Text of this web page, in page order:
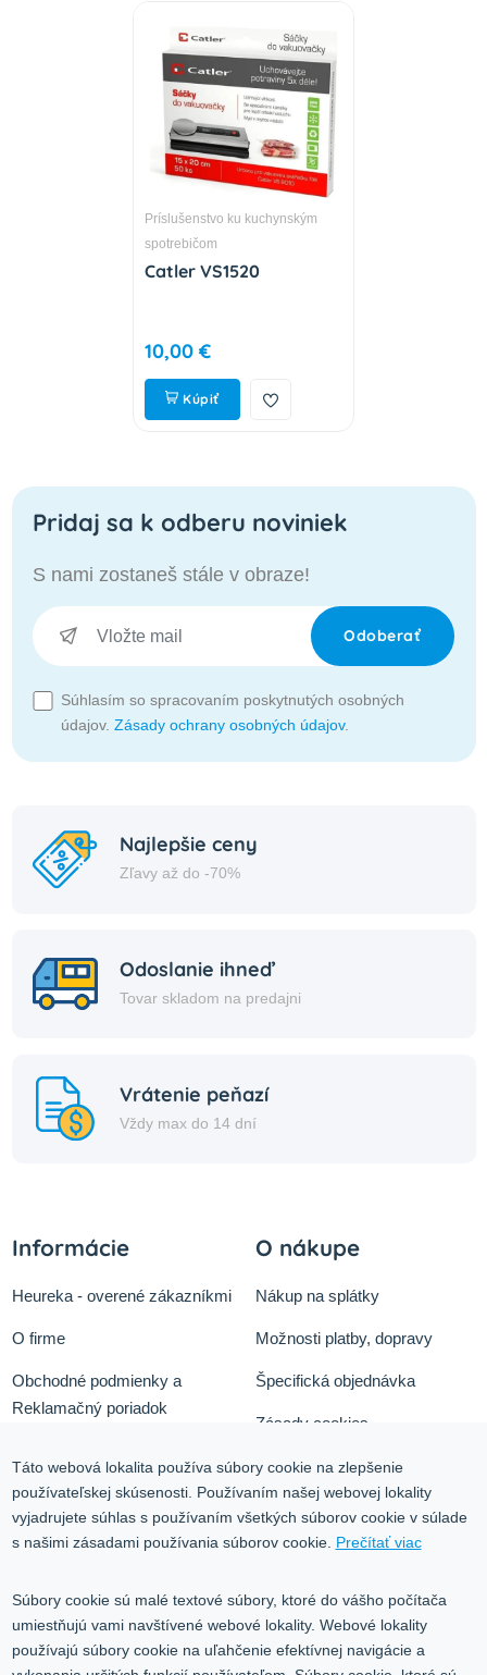
Príslušenstvo ku kuchynským
spotrebičom
Catler VS1520
10,00 €
Kúpiť
Pridaj sa k odberu noviniek
S nami zostaneš stále v obraze!
Odoberať
Súhlasím so spracovaním poskytnutých osobných
údajov. Zásady ochrany osobných údajov.
Najlepšie ceny
Zľavy až do -70%
Odoslanie ihneď
Tovar skladom na predajni
Vrátenie peňazí
Vždy max do 14 dní
Informácie
Heureka - overené zákazníkmi
O firme
Obchodné podmienky a
Reklamačný poriadok
Služby
Kontakt
O nákupe
Nákup na splátky
Možnosti platby, dopravy
Špecifická objednávka
Zásady cookies
Ochrana osobných údajov
Blog
Kontakt
Volgogradská 9, 08001 Prešov
Táto webová lokalita používa súbory cookie na zlepšenie
používateľskej skúsenosti. Používaním našej webovej lokality
vyjadrujete súhlas s používaním všetkých súborov cookie v súlade
s našimi zásadami používania súborov cookie. Prečítať viac
Súbory cookie sú malé textové súbory, ktoré do vášho počítača
umiestňujú vami navštívené webové lokality. Webové lokality
používajú súbory cookie na uľahčenie efektívnej navigácie a